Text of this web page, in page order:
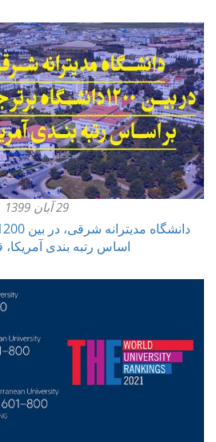
29 آبان 1399
اساس رتبه بندی